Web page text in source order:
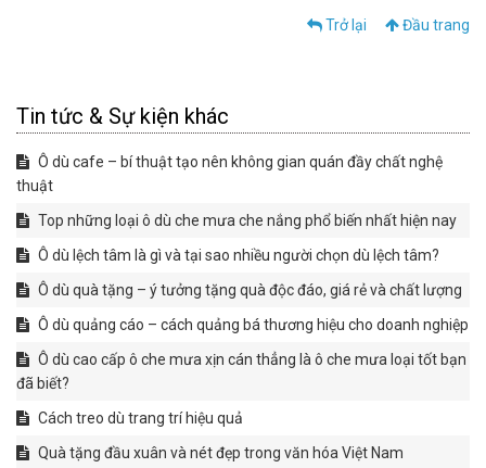
Trở lại Đầu trang
Tin tức & Sự kiện khác
Ô dù cafe – bí thuật tạo nên không gian quán đầy chất nghệ
thuật
​​​​​​​Top những loại ô dù che mưa che nắng phổ biến nhất hiện nay
Ô dù lệch tâm là gì và tại sao nhiều người chọn dù lệch tâm?
Ô dù quà tặng – ý tưởng tặng quà độc đáo, giá rẻ và chất lượng
Ô dù quảng cáo – cách quảng bá thương hiệu cho doanh nghiệp
Ô dù cao cấp ô che mưa xịn cán thẳng là ô che mưa loại tốt bạn
đã biết?
Cách treo dù trang trí hiệu quả
Quà tặng đầu xuân và nét đẹp trong văn hóa Việt Nam